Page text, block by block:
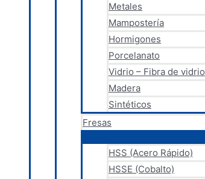
Metales
Mampostería
Hormigones
Porcelanato
Vidrio – Fibra de vidrio
Madera
Sintéticos
Fresas
HSS (Acero Rápido)
HSSE (Cobalto)